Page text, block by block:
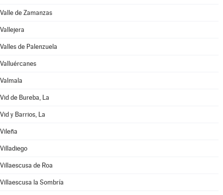
Valle de Zamanzas
Vallejera
Valles de Palenzuela
Valluércanes
Valmala
Vid de Bureba, La
Vid y Barrios, La
Vileña
Villadiego
Villaescusa de Roa
Villaescusa la Sombría